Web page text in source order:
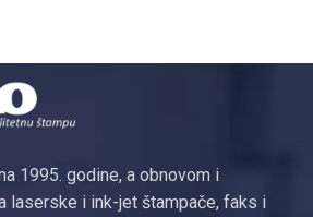
1995. godine, a obnovom i
laserske i ink-jet štampače, faks i